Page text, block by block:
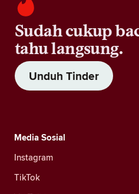
Sudah cukup
tahu langsung.
Unduh Tinder
Media Sosial
Instagram
TikTok